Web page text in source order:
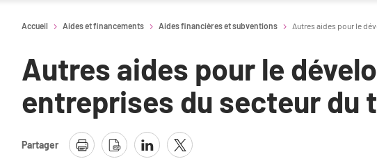
Accueil Aides et financements Aides financières et subventions Autres aides pour le
Autres aides pour le
entreprises du secteur du
Partager